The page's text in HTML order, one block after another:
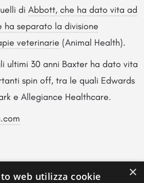
di Abbott, che ha dato vita ad
ha separato la divisione
veterinarie (Animal Health).
ultimi 30 anni Baxter ha dato vita
spin off, tra le quali Edwards
e Allegiance Healthcare.
×
web utilizza cookie